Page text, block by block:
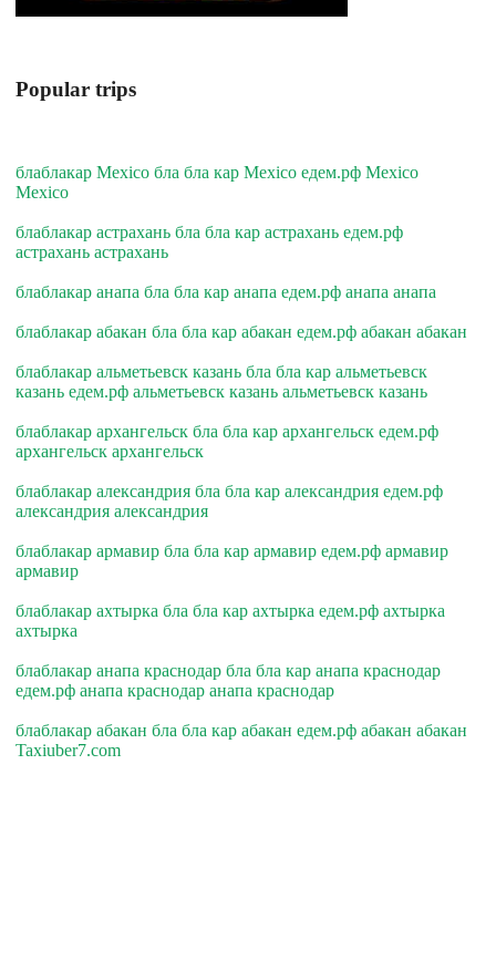
Popular trips
блаблакар Mexico бла бла кар Mexico едем.рф Mexico
Mexico
блаблакар астрахань бла бла кар астрахань едем.рф
астрахань астрахань
блаблакар анапа бла бла кар анапа едем.рф анапа анапа
блаблакар абакан бла бла кар абакан едем.рф абакан абакан
блаблакар альметьевск казань бла бла кар альметьевск
казань едем.рф альметьевск казань альметьевск казань
блаблакар архангельск бла бла кар архангельск едем.рф
архангельск архангельск
блаблакар александрия бла бла кар александрия едем.рф
александрия александрия
блаблакар армавир бла бла кар армавир едем.рф армавир
армавир
блаблакар ахтырка бла бла кар ахтырка едем.рф ахтырка
ахтырка
блаблакар анапа краснодар бла бла кар анапа краснодар
едем.рф анапа краснодар анапа краснодар
блаблакар абакан бла бла кар абакан едем.рф абакан абакан
Taxiuber7.com